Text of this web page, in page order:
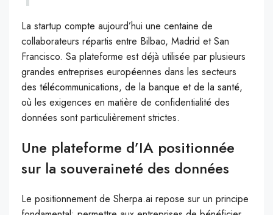
La startup compte aujourd’hui une centaine de
collaborateurs répartis entre Bilbao, Madrid et San
Francisco. Sa plateforme est déjà utilisée par plusieurs
grandes entreprises européennes dans les secteurs
des télécommunications, de la banque et de la santé,
où les exigences en matière de confidentialité des
données sont particulièrement strictes.
Une plateforme d’IA positionnée
sur la souveraineté des données
Le positionnement de Sherpa.ai repose sur un principe